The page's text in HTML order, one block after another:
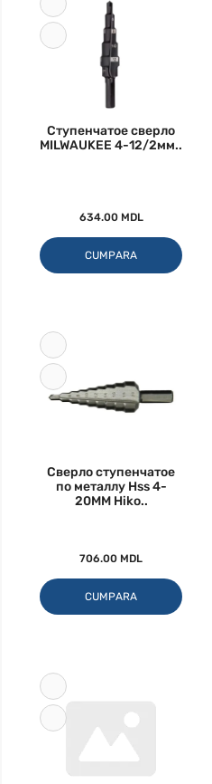
Ступенчатое сверло
MILWAUKEE 4-12/2мм..
634.00 MDL
CUMPARA
Сверло ступенчатое
по металлу Hss 4-
20MM Hiko..
706.00 MDL
CUMPARA